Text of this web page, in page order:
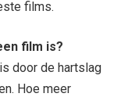
films.
film is?
door de hartslag
Hoe meer